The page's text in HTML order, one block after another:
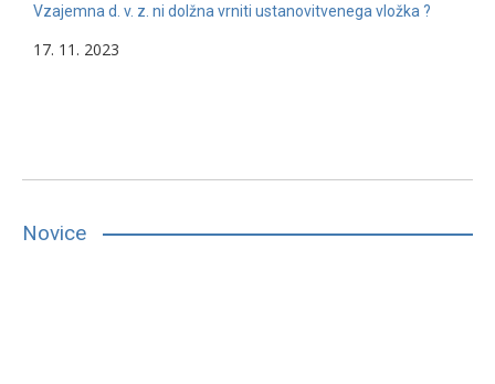
Vzajemna d. v. z. ni dolžna vrniti ustanovitvenega vložka ?
17. 11. 2023
Novice